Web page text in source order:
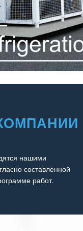
нашими
составленной
работ.